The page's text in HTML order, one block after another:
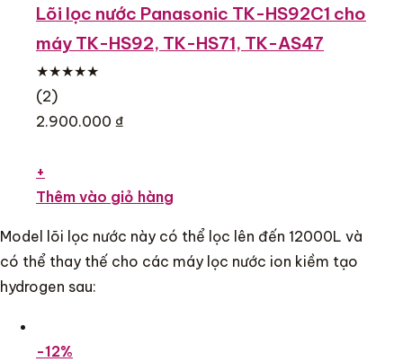
Lõi lọc nước Panasonic TK-HS92C1 cho
máy TK-HS92, TK-HS71, TK-AS47
★★★★★
(2)
2.900.000 ₫
+
Thêm vào giỏ hàng
Model lõi lọc nước này có thể lọc lên đến 12000L và
có thể thay thế cho các máy lọc nước ion kiềm tạo
hydrogen sau:
-12%